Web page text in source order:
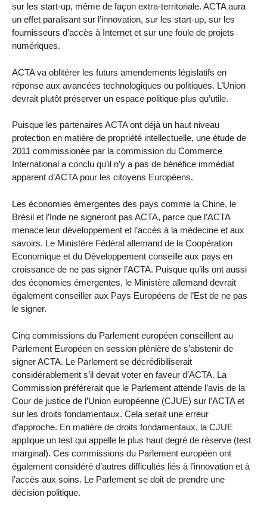
sur les start-up, même de façon extra-territoriale. ACTA aura
un effet paralisant sur l’innovation, sur les start-up, sur les
fournisseurs d’accès à Internet et sur une foule de projets
numériques.
ACTA va oblitérer les futurs amendements législatifs en
réponse aux avancées technologiques ou politiques. L’Union
devrait plutôt préserver un espace politique plus qu’utile.
Puisque les partenaires ACTA ont déjà un haut niveau
protection en matière de propriété intellectuelle, une étude de
2011 commissionée par la commission du Commerce
International a conclu qu’il n’y a pas de bénéfice immédiat
apparent d’ACTA pour les citoyens Européens.
Les économies émergentes des pays comme la Chine, le
Brésil et l’Inde ne signeront pas ACTA, parce que l’ACTA
menace leur développement et l’accès à la médecine et aux
savoirs. Le Ministère Fédéral allemand de la Coopération
Economique et du Développement conseille aux pays en
croissance de ne pas signer l’ACTA. Puisque qu’ils ont aussi
des économies émergentes, le Ministère allemand devrait
également conseiller aux Pays Européens de l’Est de ne pas
le signer.
Cinq commissions du Parlement européen conseillent au
Parlement Européen en session plénière de s’abstenir de
signer ACTA. Le Parlement se décrédibiliserait
considérablement s’il devait voter en faveur d’ACTA. La
Commission préférerait que le Parlement attende l’avis de la
Cour de justice de l’Union européenne (CJUE) sur l’ACTA et
sur les droits fondamentaux. Cela serait une erreur
d’approche. En matière de droits fondamentaux, la CJUE
applique un test qui appelle le plus haut degré de réserve (test
marginal). Ces commissions du Parlement européen ont
également considéré d’autres difficultés liés à l’innovation et à
l’accès aux soins. Le Parlement se doit de prendre une
décision politique.